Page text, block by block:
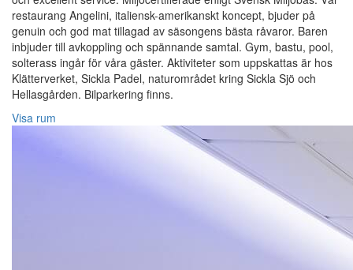
restaurang Angelini, italiensk-amerikanskt koncept, bjuder på
genuin och god mat tillagad av säsongens bästa råvaror. Baren
inbjuder till avkoppling och spännande samtal. Gym, bastu, pool,
solterass ingår för våra gäster. Aktiviteter som uppskattas är hos
Klätterverket, Sickla Padel, naturområdet kring Sickla Sjö och
Hellasgården. Bilparkering finns.
Visa rum